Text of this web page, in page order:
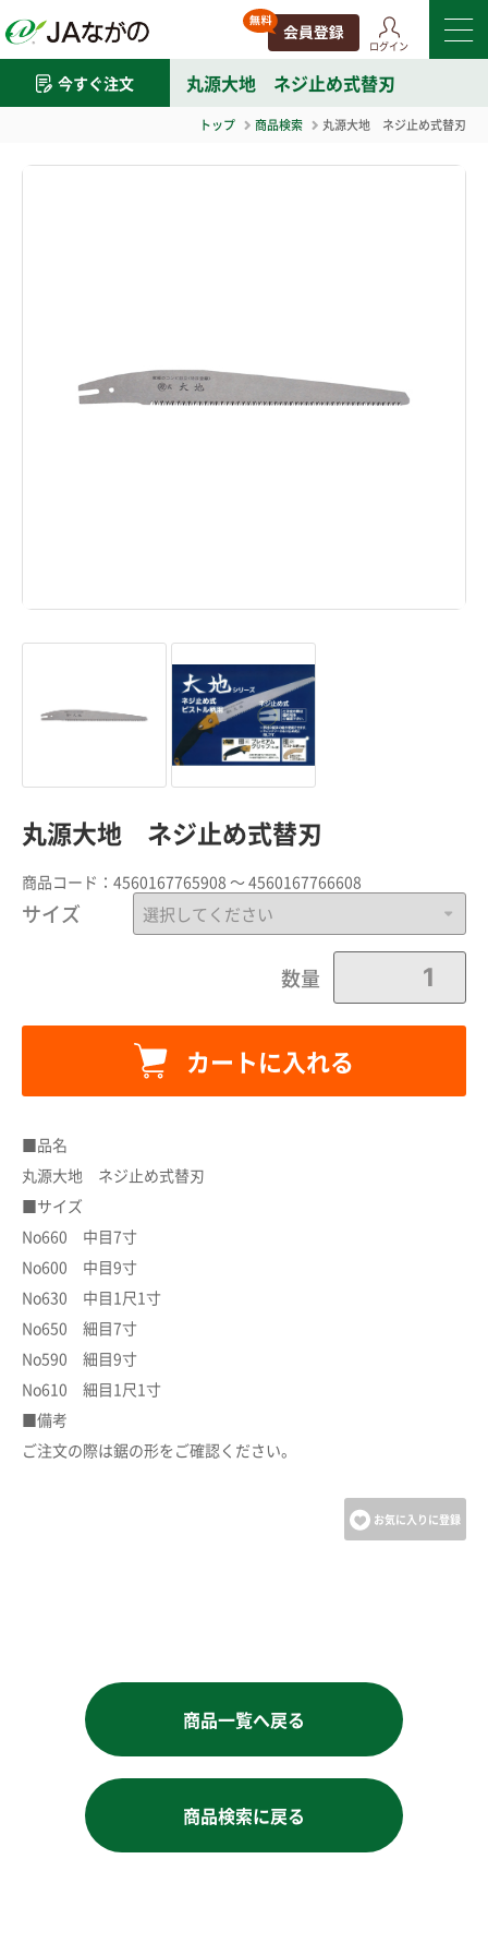
ログイン
今すぐ注文 丸源大地 ネジ止め式替刃
トップ 商品検索 丸源大地 ネジ止め式替刃
丸源大地 ネジ止め式替刃
商品コード： 4560167765908 ～ 4560167766608
サイズ
数量
カートに入れる
■品名
丸源大地 ネジ止め式替刃
■サイズ
No660 中目7寸
No600 中目9寸
No630 中目1尺1寸
No650 細目7寸
No590 細目9寸
No610 細目1尺1寸
■備考
ご注文の際は鋸の形をご確認ください。
お気に入りに登録
商品一覧へ戻る
商品検索に戻る